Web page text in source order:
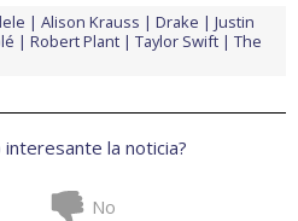
Alison Krauss Drake
Justin
Robert Plant Taylor Swift
The
interesante la noticia?
No